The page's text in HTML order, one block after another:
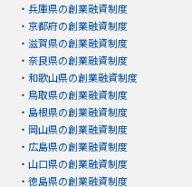
・ 兵庫県の創業融資制度
・ 京都府の創業融資制度
・ 滋賀県の創業融資制度
・ 奈良県の創業融資制度
・ 和歌山県の創業融資制度
・ 鳥取県の創業融資制度
・ 島根県の創業融資制度
・ 岡山県の創業融資制度
・ 広島県の創業融資制度
・ 山口県の創業融資制度
・ 徳島県の創業融資制度